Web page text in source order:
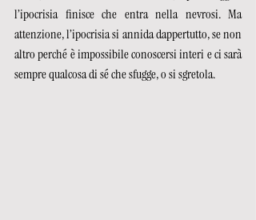
l’ipocrisia finisce che entra nella nevrosi. Ma
attenzione, l’ipocrisia si annida dappertutto, se non
altro perché è impossibile conoscersi interi e ci sarà
sempre qualcosa di sé che sfugge, o si sgretola.